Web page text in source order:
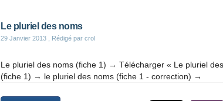
Le pluriel des noms
29 Janvier 2013 , Rédigé par crol
Le pluriel des noms (fiche 1) → Télécharger « Le pluriel
(fiche 1) → le pluriel des noms (fiche 1 - correction) →